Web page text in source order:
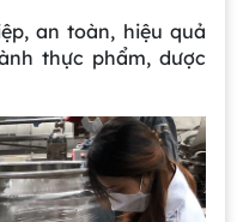
an toàn, hiệu quả
thực phẩm, dược